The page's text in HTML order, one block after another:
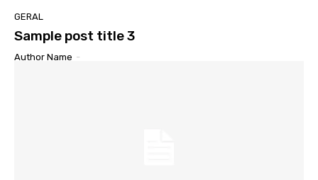
GERAL
Sample post title 3
Author Name -